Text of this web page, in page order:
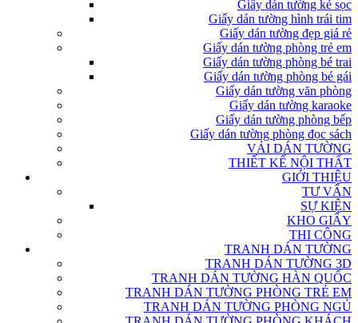
Giấy dán tường kẻ sọc
Giấy dán tường hình trái tim
Giấy dán tường đẹp giá rẻ
Giấy dán tường phòng trẻ em
Giấy dán tường phòng bé trai
Giấy dán tường phòng bé gái
Giấy dán tường văn phòng
Giấy dán tường karaoke
Giấy dán tường phòng bếp
Giấy dán tường phòng đọc sách
VẢI DÁN TƯỜNG
THIẾT KẾ NỘI THẤT
GIỚI THIỆU
TƯ VẤN
SỰ KIỆN
KHO GIẤY
THI CÔNG
TRANH DÁN TƯỜNG
TRANH DÁN TƯỜNG 3D
TRANH DÁN TƯỜNG HÀN QUỐC
TRANH DÁN TƯỜNG PHÒNG TRẺ EM
TRANH DÁN TƯỜNG PHÒNG NGỦ